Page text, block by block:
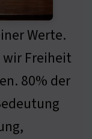
Werte.
wir Freiheit
80% der